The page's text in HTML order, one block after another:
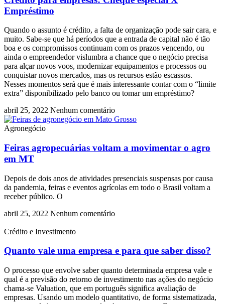
Empréstimo
Quando o assunto é crédito, a falta de organização pode sair cara, e
muito. Sabe-se que há períodos que a entrada de capital não é tão
boa e os compromissos continuam com os prazos vencendo, ou
ainda o empreendedor vislumbra a chance que o negócio precisa
para alçar novos voos, modernizar equipamentos e processos ou
conquistar novos mercados, mas os recursos estão escassos.
Nesses momentos será que é mais interessante contar com o “limite
extra” disponibilizado pelo banco ou tomar um empréstimo?
abril 25, 2022 Nenhum comentário
Agronegócio
Feiras agropecuárias voltam a movimentar o agro
em MT
Depois de dois anos de atividades presenciais suspensas por causa
da pandemia, feiras e eventos agrícolas em todo o Brasil voltam a
receber público. O
abril 25, 2022 Nenhum comentário
Crédito e Investimento
Quanto vale uma empresa e para que saber disso?
O processo que envolve saber quanto determinada empresa vale e
qual é a previsão do retorno de investimento nas ações do negócio
chama-se Valuation, que em português significa avaliação de
empresas. Usando um modelo quantitativo, de forma sistematizada,